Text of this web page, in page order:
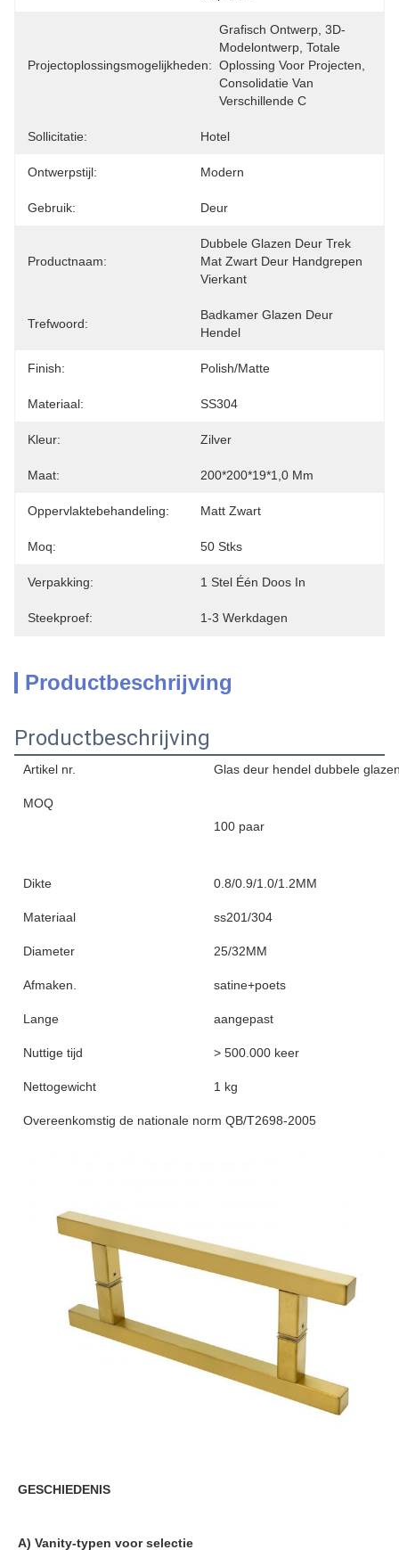
Projectoplossingsmogelijkheden:
Grafisch Ontwerp, 3D-
Modelontwerp, Totale
Oplossing Voor Projecten,
Consolidatie Van
Verschillende C
Sollicitatie: Hotel
Ontwerpstijl: Modern
Gebruik: Deur
Productnaam:
Dubbele Glazen Deur Trek
Mat Zwart Deur Handgrepen
Vierkant
Trefwoord:
Badkamer Glazen Deur
Hendel
Finish: Polish/Matte
Materiaal: SS304
Kleur: Zilver
Maat: 200*200*19*1,0 Mm
Oppervlaktebehandeling: Matt Zwart
Moq: 50 Stks
Verpakking: 1 Stel Één Doos In
Steekproef: 1-3 Werkdagen
Productbeschrijving
Productbeschrijving
Artikel nr. Glas deur hendel dubbele
MOQ
100 paar
Dikte 0.8/0.9/1.0/1.2MM
Materiaal ss201/304
Diameter 25/32MM
Afmaken. satine+poets
Lange aangepast
Nuttige tijd > 500.000 keer
Nettogewicht 1 kg
Overeenkomstig de nationale norm QB/T2698-2005
GESCHIEDENIS
A) Vanity-typen voor selectie